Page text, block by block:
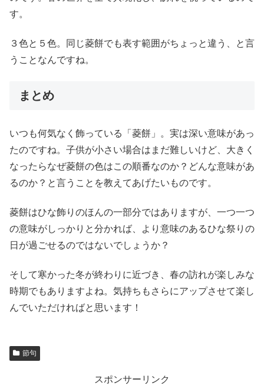
す。
３色と５色。同じ菱餅でも表す範囲がちょっと違う、と言
うことなんですね。
まとめ
いつも何気なく飾っている「菱餅」。実は深い意味があっ
たのですね。子供が小さい場合はまだ難しいけど、大きく
なったらなぜ菱餅の色はこの順番なのか？どんな意味があ
るのか？と言うことを教えてあげたいものです。
菱餅はひな飾りのほんの一部分ではありますが、一つ一つ
の意味がしっかりと分かれば、より意味のあるひな祭りの
日が過ごせるのではないでしょうか？
そして寒かった冬が終わりに近づき、春の訪れが楽しみな
時期でもありますよね。気持ちもさらにアップさせて楽し
んでいただければと思います！
節句
スポンサーリンク